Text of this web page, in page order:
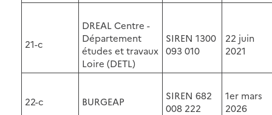
21-c
DREAL Centre -
Département
études et travaux
Loire (DETL)
SIREN 1300
093 010
22 juin
2021
22-c BURGEAP
SIREN 682
008 222
1er mars
2026